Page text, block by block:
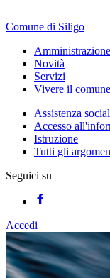
Comune di Siligo
Amministrazione
Novità
Servizi
Vivere il comune
Assistenza
Accesso
Istruzione
Tutti gli
Seguici su
Accedi